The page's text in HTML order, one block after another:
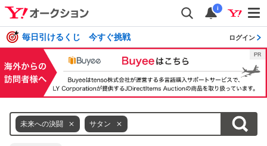
i
毎日引けるくじ 今すぐ挑戦 ログイン
未来への決闘 サタン